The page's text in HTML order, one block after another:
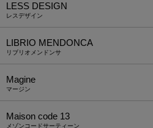
LESS DESIGN
レスデザイン
LIBRIO MENDONCA
リブリオメンドンサ
Magine
マージン
Maison code 13
メゾンコードサーティーン